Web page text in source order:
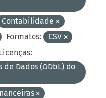
Contabilidade
Formatos:
CSV
Licenças:
de Dados (ODbL) do